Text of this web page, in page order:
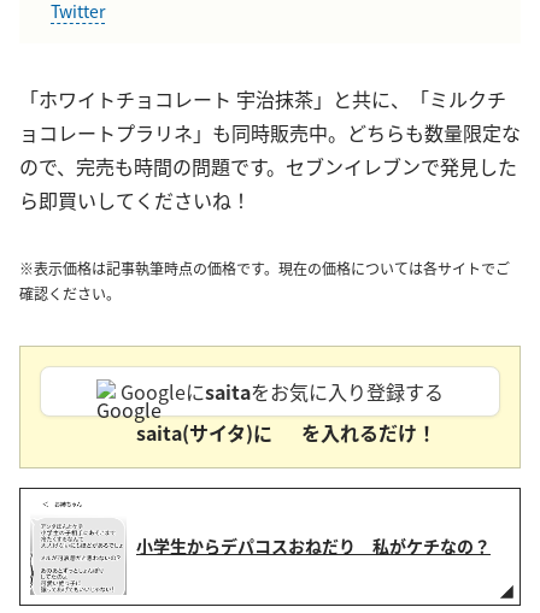
Twitter
「ホワイトチョコレート 宇治抹茶」と共に、「ミルクチ
ョコレートプラリネ」も同時販売中。どちらも数量限定な
ので、完売も時間の問題です。セブンイレブンで発見した
ら即買いしてくださいね！
※表示価格は記事執筆時点の価格です。現在の価格については各サイトでご
確認ください。
Googleにsaitaをお気に入り登録する
saita(サイタ)に
を入れるだけ！
小学生からデパコスおねだり 私がケチなの？